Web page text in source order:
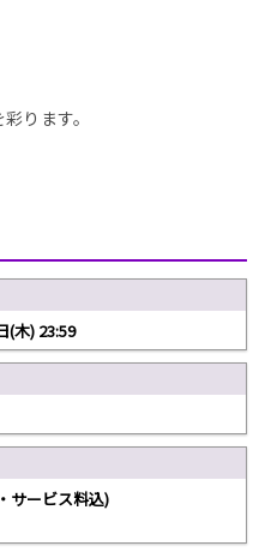
ります。
(木) 23:59
サービス料込)